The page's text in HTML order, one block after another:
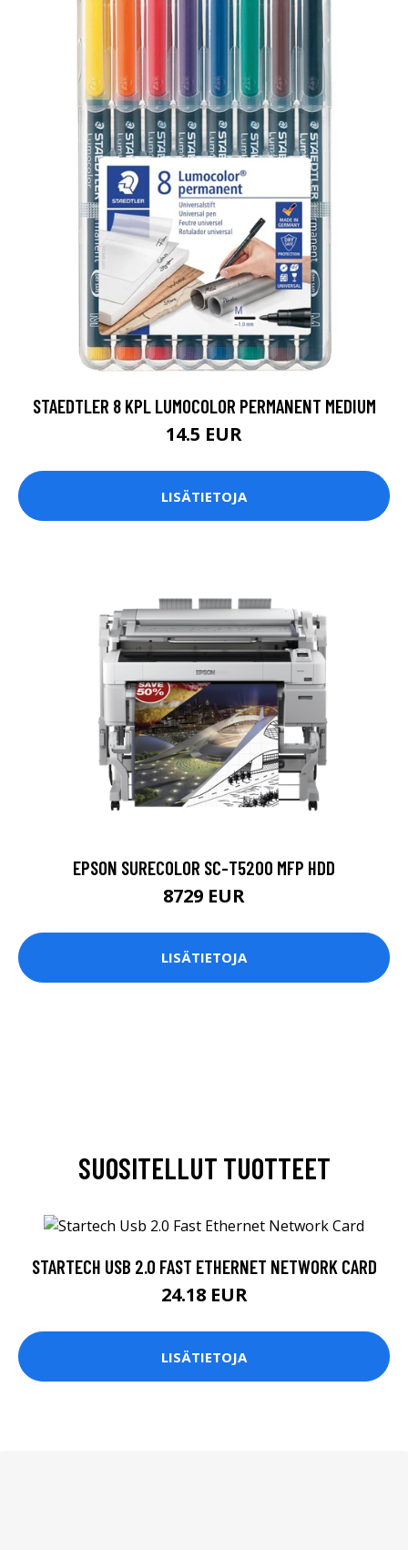
STAEDTLER 8 KPL LUMOCOLOR PERMANENT MEDIUM
14.5 EUR
LISÄTIETOJA
EPSON SURECOLOR SC-T5200 MFP HDD
8729 EUR
LISÄTIETOJA
SUOSITELLUT TUOTTEET
STARTECH USB 2.0 FAST ETHERNET NETWORK CARD
24.18 EUR
LISÄTIETOJA